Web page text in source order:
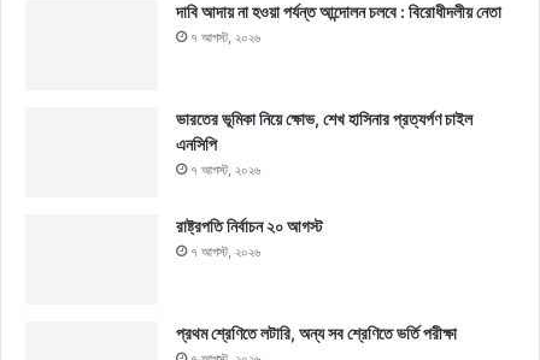
দাবি আদায় না হওয়া পর্যন্ত আন্দোলন চলবে : বিরোধীদলীয় নেতা
৭ আগস্ট, ২০২৬
ভারতের ভূমিকা নিয়ে ক্ষোভ, শেখ হাসিনার প্রত্যর্পণ চাইল
এনসিপি
৭ আগস্ট, ২০২৬
রাষ্ট্রপতি নির্বাচন ২০ আগস্ট
৭ আগস্ট, ২০২৬
প্রথম শ্রেণিতে লটারি, অন্য সব শ্রেণিতে ভর্তি পরীক্ষা